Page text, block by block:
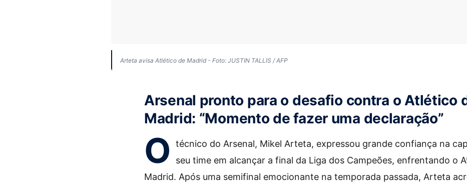
Arteta avisa Atlético de Madrid - Foto: JUSTIN TALLIS / AFP
Arsenal pronto para o desafio contra o Atlético
Madrid: “Momento de fazer uma declaração”
O
técnico do Arsenal, Mikel Arteta, expressou grande confiança na
seu time em alcançar a final da Liga dos Campeões, enfrentando o
Madrid. Após uma semifinal emocionante na temporada passada, Arteta